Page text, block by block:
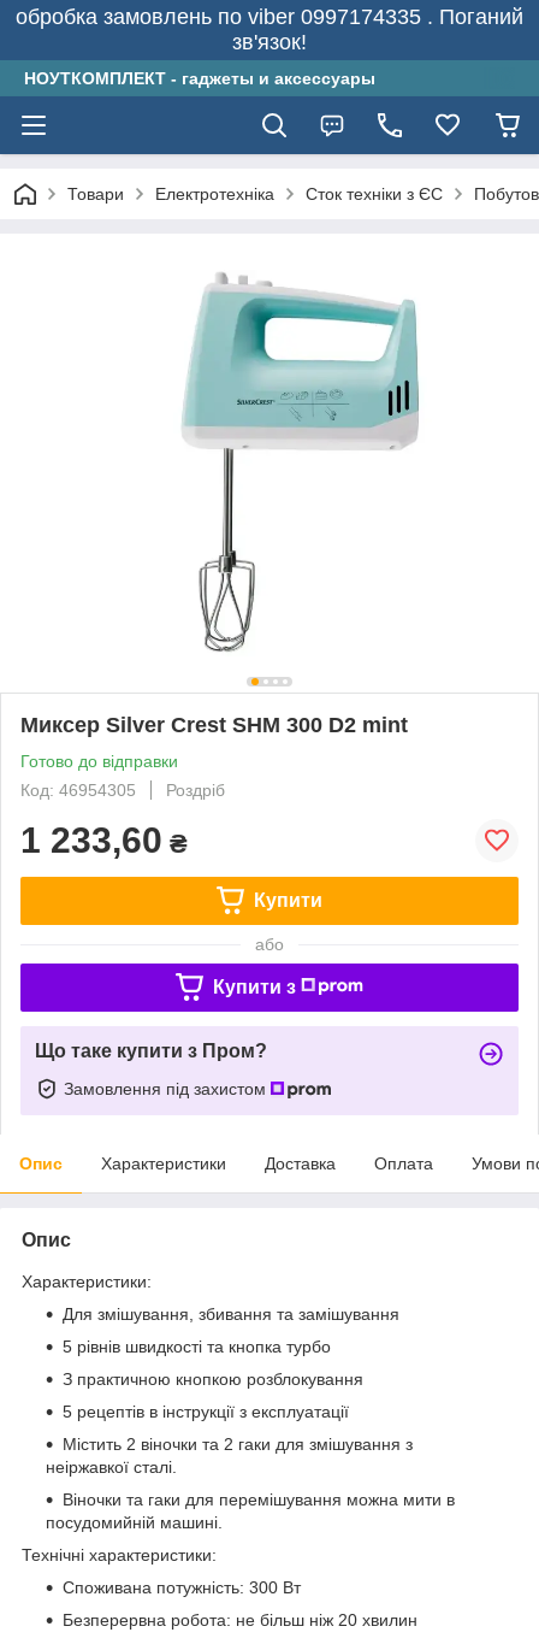
обробка замовлень по viber 0997174335 . Поганий
зв'язок!
НОУТКОМПЛЕКТ - гаджеты и аксессуары
Товари Електротехніка Сток техніки з ЄС
Миксер Silver Crest SHM 300 D2 mint
Готово до відправки
Код: 46954305
Роздріб
1 233,60 ₴
Купити
або
Купити з
Що таке купити з Пром?
Замовлення під захистом
Опис Характеристики Доставка Оплата Умови
Опис
Характеристики:
Для змішування, збивання та замішування
5 рівнів швидкості та кнопка турбо
З практичною кнопкою розблокування
5 рецептів в інструкції з експлуатації
Містить 2 віночки та 2 гаки для змішування з
неіржавкої сталі.
Віночки та гаки для перемішування можна мити в
посудомийній машині.
Технічні характеристики:
Споживана потужність: 300 Вт
Безперервна робота: не більш ніж 20 хвилин